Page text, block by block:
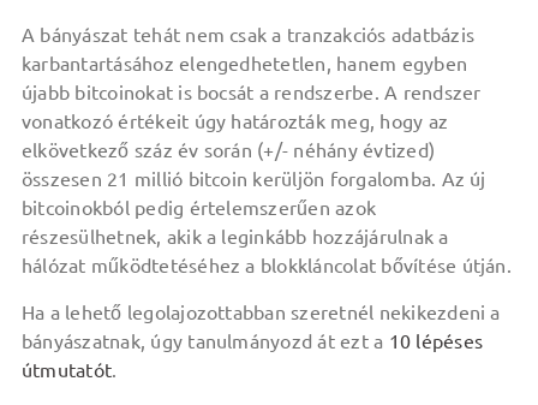
A bányászat tehát nem csak a tranzakciós adatbázis
karbantartásához elengedhetetlen, hanem egyben
újabb bitcoinokat is bocsát a rendszerbe. A rendszer
vonatkozó értékeit úgy határozták meg, hogy az
elkövetkező száz év során (+/- néhány évtized)
összesen 21 millió bitcoin kerüljön forgalomba. Az új
bitcoinokból pedig értelemszerűen azok
részesülhetnek, akik a leginkább hozzájárulnak a
hálózat működtetéséhez a blokkláncolat bővítése útján.
Ha a lehető legolajozottabban szeretnél nekikezdeni a
bányászatnak, úgy tanulmányozd át ezt a 10 lépéses
útmutatót.